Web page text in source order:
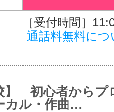
［受付時間］
通話料無料につ
】 初心者からプ
カル・作曲…